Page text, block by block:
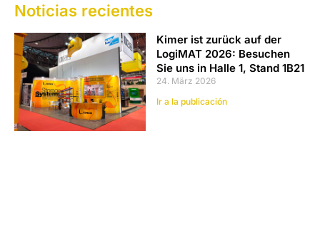
Noticias recientes
Kimer ist zurück auf der
LogiMAT 2026: Besuchen
Sie uns in Halle 1, Stand 1B21
24. März 2026
Ir a la publicación